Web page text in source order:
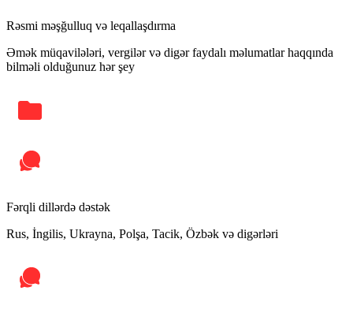
Rəsmi məşğulluq və leqallaşdırma
Əmək müqavilələri, vergilər və digər faydalı məlumatlar haqqında
bilməli olduğunuz hər şey
Fərqli dillərdə dəstək
Rus, İngilis, Ukrayna, Polşa, Tacik, Özbək və digərləri